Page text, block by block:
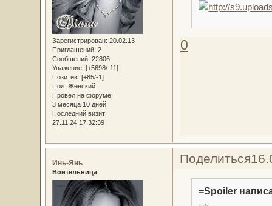
Зарегистрирован: 20.02.13
Приглашений: 2
Сообщений: 22806
Уважение: [+5698/-11]
Позитив: [+85/-1]
Пол: Женский
Провел на форуме:
3 месяца 10 дней
Последний визит:
27.11.24 17:32:39
0
Поделиться
Инь-Янь
Воительница
=Spoiler